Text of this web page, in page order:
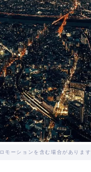
モーションを含む場合があります